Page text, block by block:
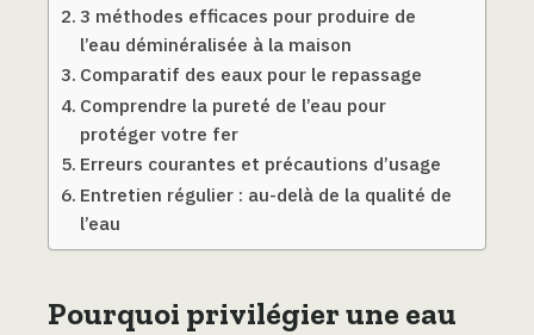
3 méthodes efficaces pour produire de
l’eau déminéralisée à la maison
Comparatif des eaux pour le repassage
Comprendre la pureté de l’eau pour
protéger votre fer
Erreurs courantes et précautions d’usage
Entretien régulier : au-delà de la qualité de
l’eau
Pourquoi privilégier une eau